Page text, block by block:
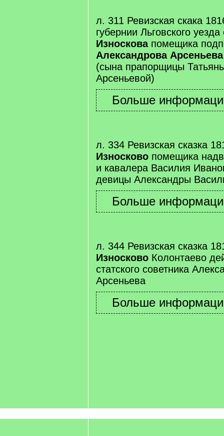
л. 311 Ревизская скака
губернии Льговского
Износковапомещика
Александрова Арсеньева
(сына прапорщицы
Арсеньевой)
л. 334 Ревизская сказка
Износково помещика
и кавалера Василия
девицы Александры
л. 344 Ревизская сказка
Износково Колонтаево
статского советника
Арсеньева